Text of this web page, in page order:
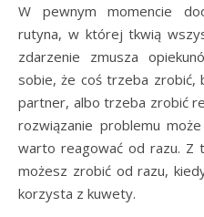
W pewnym momencie
rutyna, w której tkwią
zdarzenie zmusza
sobie, że coś trzeba zrobić,
partner, albo trzeba zrobić
rozwiązanie problemu
warto reagować od razu. Z
możesz zrobić od razu,
korzysta z kuwety.